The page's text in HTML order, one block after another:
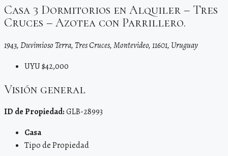
Casa 3 Dormitorios en Alquiler – Tres
Cruces – Azotea con Parrillero.
1943, Duvimioso Terra, Tres Cruces, Montevideo, 11601, Uruguay
UYU $42,000
Visión general
ID de Propiedad:GLB-28993
Casa
Tipo de Propiedad